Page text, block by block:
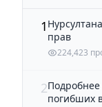
1
прав
224,423
2
погибших